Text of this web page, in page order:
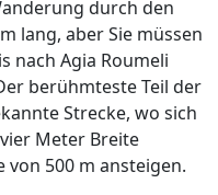
durch den
lang, aber Sie müssen
nach Agia Roumeli
berühmteste Teil der
Strecke, wo sich
Meter Breite
von 500 m ansteigen.